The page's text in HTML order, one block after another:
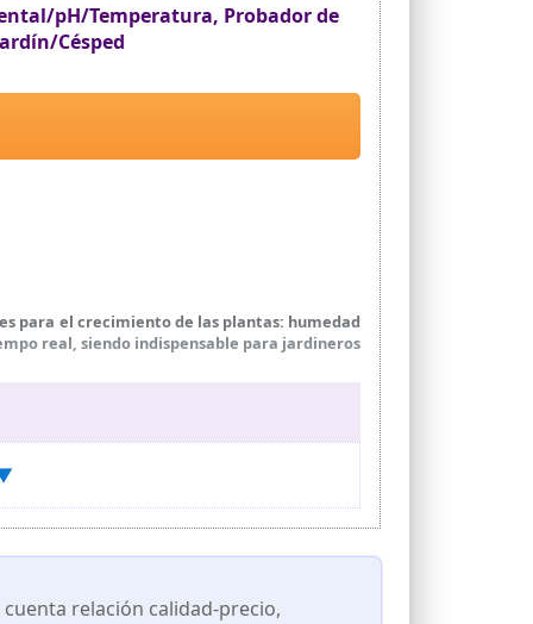
pH/Temperatura, Probador de
Césped
para el crecimiento de las plantas: humedad
real, siendo indispensable para jardineros
lectura precisa.
de los valores, tanto en condiciones de luz
y plantas en macetas. No requiere conexión
de encendido y prueba. En 10 segundos
su vida útil.
0 a 99% con resolución de 1% (sin datos de
relación calidad-precio,